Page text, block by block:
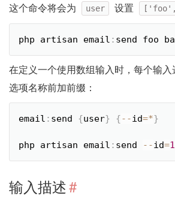
这个命令将会为
user 设置
php artisan email : send foo
在定义一个使用数组输入时，每个输
选项名称前加前缀：
email : send {user} {--id=*}
php artisan email : send --id=1
输入描述#